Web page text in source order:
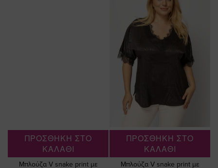
ΠΡΟΣΘΗΚΗ ΣΤΟ
ΚΑΛΑΘΙ
Μπλούζα V snake print με
ΠΡΟΣΘΗΚΗ ΣΤΟ
ΚΑΛΑΘΙ
Μπλούζα V snake print με